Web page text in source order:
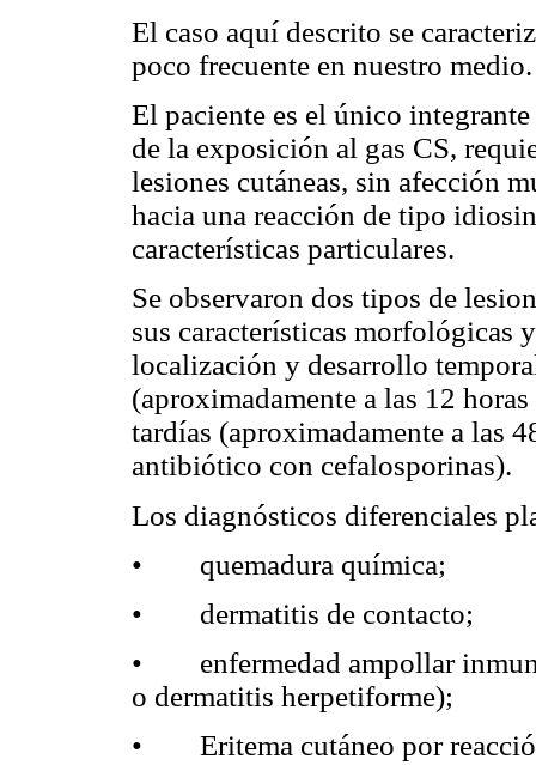
El caso aquí descrito se
poco frecuente en nuestro medio.
El paciente es el único
de la exposición al gas CS,
lesiones cutáneas, sin afección
hacia una reacción de tipo
características particulares.
Se observaron dos tipos de
sus características morfológicas
localización y desarrollo
(aproximadamente a las 12
tardías (aproximadamente a las
antibiótico con cefalosporinas).
Los diagnósticos diferenciales
• quemadura química;
• dermatitis de contacto;
• enfermedad ampollar
o dermatitis herpetiforme);
• Eritema cutáneo por